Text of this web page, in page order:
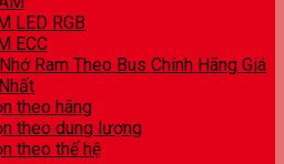
LED RGB
ECC
Ram Theo Bus Chính Hãng Giá
theo hãng
theo dung lượng
theo thế hệ